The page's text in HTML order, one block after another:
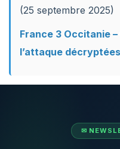
(25 septembre 2025)
France 3 Occitanie
l’attaque décryptées